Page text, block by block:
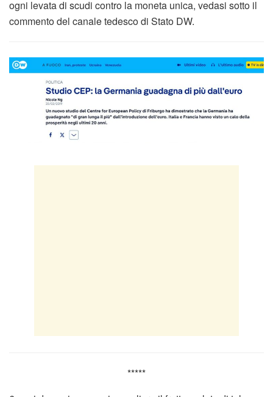
ogni levata di scudi contro la moneta unica, vedasi sotto il
commento del canale tedesco di Stato DW.
*****